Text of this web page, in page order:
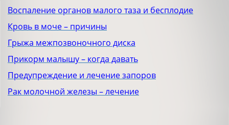
Воспаление органов малого таза и бесплодие
Кровь в моче – причины
Грыжа межпозвоночного диска
Прикорм малышу – когда давать
Предупреждение и лечение запоров
Рак молочной железы – лечение